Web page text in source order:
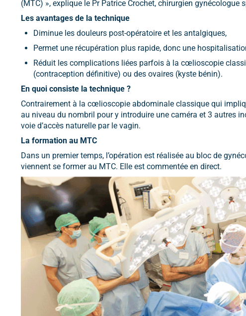
(MTC) », explique le Pr Patrice Crochet, chirurgien gynécologue
Les avantages de la technique
Diminue les douleurs post-opératoire et les antalgiques,
Permet une récupération plus rapide, donc une
Réduit les complications liées parfois à la cœlioscopie
(contraception définitive) ou des ovaires (kyste bénin).
En quoi consiste la technique ?
Contrairement à la cœlioscopie abdominale classique qui
au niveau du nombril pour y introduire une caméra et 3 autres
voie d’accès naturelle par le vagin.
La formation au MTC
Dans un premier temps, l’opération est réalisée au bloc de
viennent se former au MTC. Elle est commentée en direct.